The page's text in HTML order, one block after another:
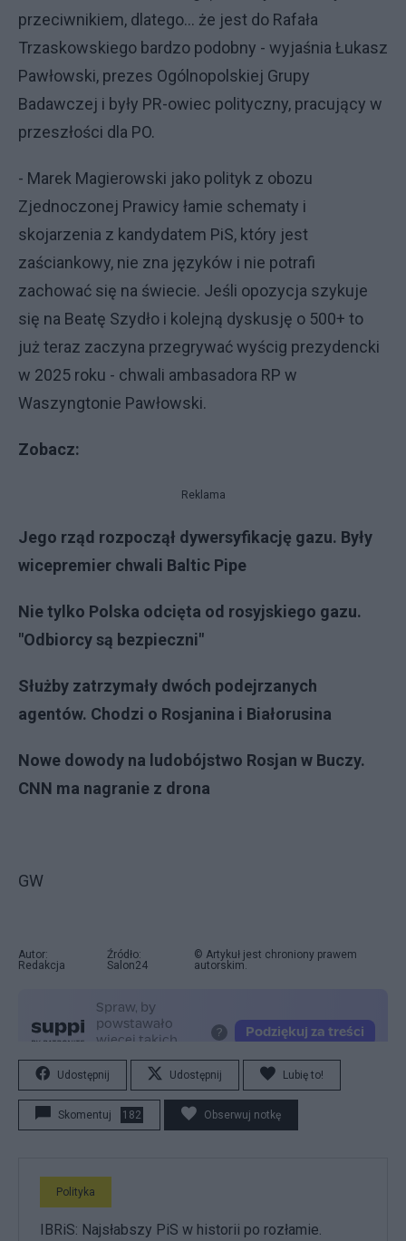
przeciwnikiem, dlatego… że jest do Rafała
Trzaskowskiego bardzo podobny - wyjaśnia Łukasz
Pawłowski, prezes Ogólnopolskiej Grupy
Badawczej i były PR-owiec polityczny, pracujący w
przeszłości dla PO.
- Marek Magierowski jako polityk z obozu
Zjednoczonej Prawicy łamie schematy i
skojarzenia z kandydatem PiS, który jest
zaściankowy, nie zna języków i nie potrafi
zachować się na świecie. Jeśli opozycja szykuje
się na Beatę Szydło i kolejną dyskusję o 500+ to
już teraz zaczyna przegrywać wyścig prezydencki
w 2025 roku - chwali ambasadora RP w
Waszyngtonie Pawłowski.
Zobacz:
Reklama
Jego rząd rozpoczął dywersyfikację gazu. Były
wicepremier chwali Baltic Pipe
Nie tylko Polska odcięta od rosyjskiego gazu.
"Odbiorcy są bezpieczni"
Służby zatrzymały dwóch podejrzanych
agentów. Chodzi o Rosjanina i Białorusina
Nowe dowody na ludobójstwo Rosjan w Buczy.
CNN ma nagranie z drona
GW
Autor:
Redakcja
Źródło:
Salon24
© Artykuł jest chroniony prawem
autorskim.
Udostępnij Udostępnij Lubię to!
Skomentuj 182 Obserwuj notkę
Polityka
IBRiS: Najsłabszy PiS w historii po rozłamie.